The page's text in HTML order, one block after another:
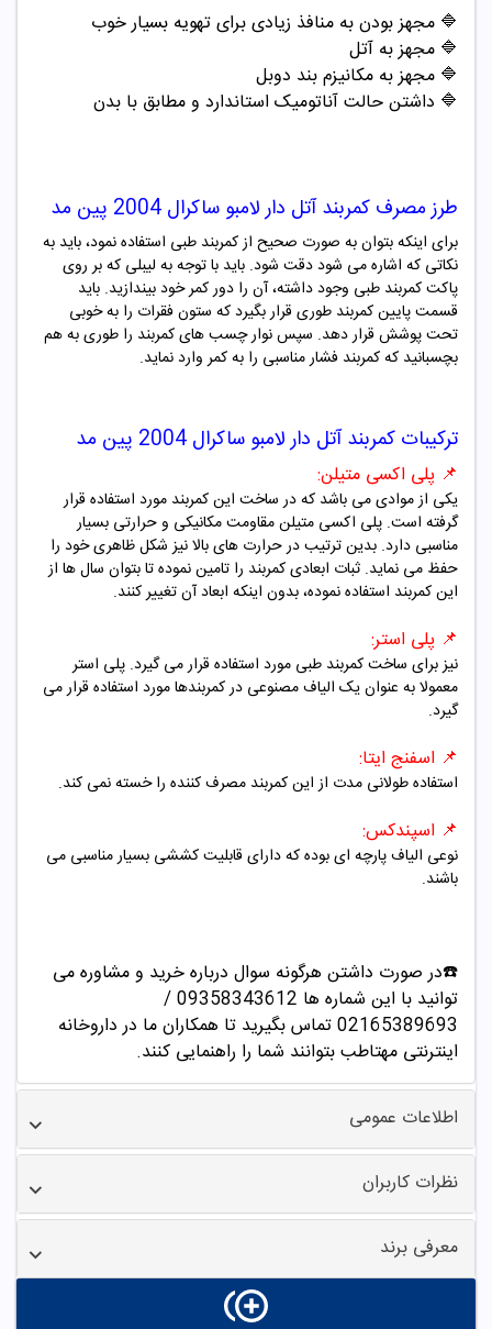
🔷 مجهز بودن به منافذ زیادی برای تهویه بسیار خوب
🔷 مجهز به آتل
🔷 مجهز به مکانیزم بند دوبل
🔷 داشتن حالت آناتومیک استاندارد و مطابق با بدن
طرز مصرف کمربند آتل دار لامبو ساکرال 2004 پین مد
برای اینکه بتوان به صورت صحیح از کمربند طبی استفاده نمود، باید به
نکاتی که اشاره می شود دقت شود. باید با توجه به لیبلی که بر روی
پاکت کمربند طبی وجود داشته، آن را دور کمر خود بیندازید. باید
قسمت پایین کمربند طوری قرار بگیرد که ستون فقرات را به خوبی
تحت پوشش قرار دهد. سپس نوار چسب های کمربند را طوری به هم
بچسبانید که کمربند فشار مناسبی را به کمر وارد نماید.
ترکیبات کمربند آتل دار لامبو ساکرال 2004 پین مد
📌 پلی اکسی متیلن:
یکی از موادی می باشد که در ساخت این کمربند مورد استفاده قرار
گرفته است. پلی اکسی متیلن مقاومت مکانیکی و حرارتی بسیار
مناسبی دارد. بدین ترتیب در حرارت های بالا نیز شکل ظاهری خود را
حفظ می نماید. ثبات ابعادی کمربند را تامین نموده تا بتوان سال ها از
این کمربند استفاده نموده، بدون اینکه ابعاد آن تغییر کنند.
📌 پلی استر:
نیز برای ساخت کمربند طبی مورد استفاده قرار می گیرد. پلی استر
معمولا به عنوان یک الیاف مصنوعی در کمربندها مورد استفاده قرار می
گیرد.
📌 اسفنج ایتا:
استفاده طولانی مدت از این کمربند مصرف کننده را خسته نمی کند.
📌 اسپندکس:
نوعی الیاف پارچه ای بوده که دارای قابلیت کششی بسیار مناسبی می
باشند.
☎️در صورت داشتن هرگونه سوال درباره خرید و مشاوره می
توانید با این شماره ها 09358343612 /
02165389693تماس بگیرید تا همکاران ما در داروخانه
اینترنتی مهتاطب بتوانند شما را راهنمایی کنند.
اطلاعات عمومی
نظرات کاربران
معرفی برند